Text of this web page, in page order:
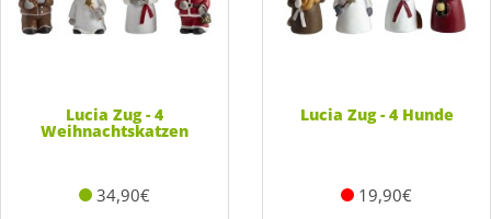
Lucia Zug - 4
Weihnachtskatzen
34,90€
Lucia Zug - 4 Hunde
19,90€